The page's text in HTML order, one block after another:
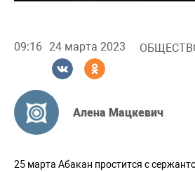
09:16 24 марта 2023
Алена Мацкевич
25 марта Абакан простится с